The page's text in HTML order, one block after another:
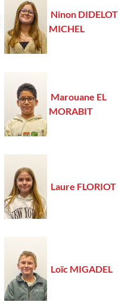
Ninon DIDELOT
MICHEL
Marouane EL
MORABIT
Laure FLORIOT
Loïc MIGADEL